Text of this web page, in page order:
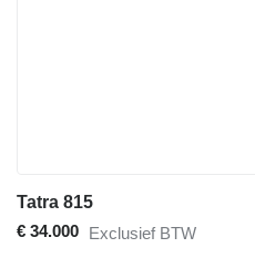
Tatra 815
€ 34.000 Exclusief BTW